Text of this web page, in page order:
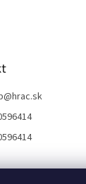
@hrac.sk